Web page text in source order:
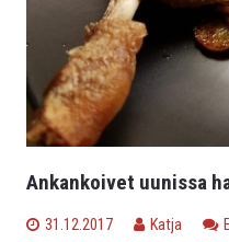
Ankankoivet uunissa
31.12.2017 Katja